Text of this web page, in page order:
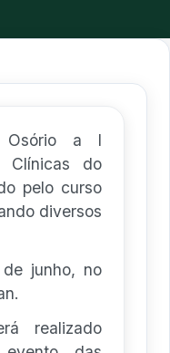
Osório a I
Clínicas do
pelo curso
diversos
junho, no
realizado